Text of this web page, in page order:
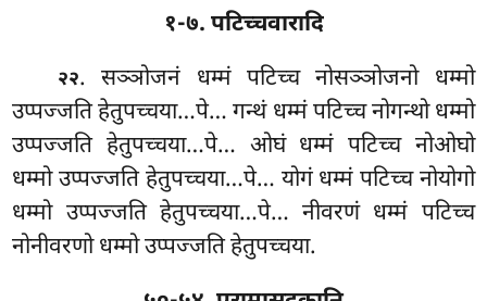
१-७. पटिच्चवारादि
२२. सञ्ञोजनं धम्मं पटिच्च नोसञ्ञोजनो धम्मो
उप्पज्जति हेतुपच्चया…पे… गन्थं धम्मं पटिच्च नोगन्थो धम्मो
उप्पज्जति हेतुपच्चया…पे… ओघं धम्मं पटिच्च नोओघो
धम्मो उप्पज्जति हेतुपच्चया…पे… योगं धम्मं पटिच्च नोयोगो
धम्मो उप्पज्जति हेतुपच्चया…पे… नीवरणं धम्मं पटिच्च
नोनीवरणो धम्मो उप्पज्जति हेतुपच्चया.